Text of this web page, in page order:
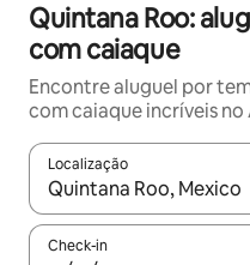
Quintana Roo:
com caiaque
Encontre aluguel por
com caiaque incríveis
Localização
Quando os resultados
Check-in